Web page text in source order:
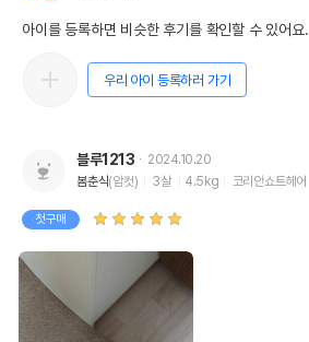
아이를 등록하면 비슷한 후기를 확인할 수 있어요.
우리 아이 등록하러 가기
블루1213
2024.10.20
봄춘식(암컷) 3살 4.5kg 코리안쇼트헤어
첫구매